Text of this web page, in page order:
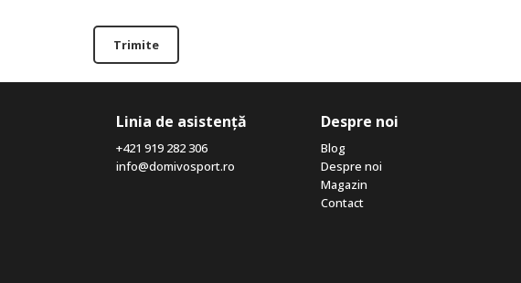
Trimite
Linia de asistență
+421 919 282 306
info@domivosport.ro
Despre noi
Blog
Despre noi
Magazin
Contact